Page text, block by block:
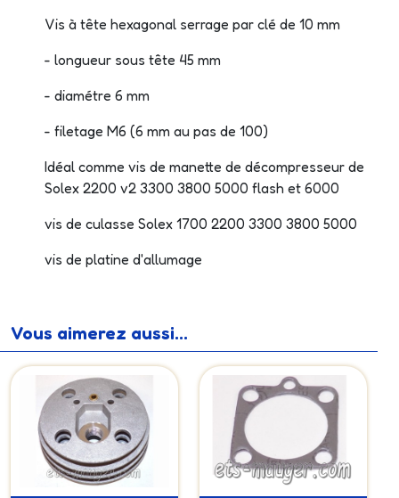
Vis à tête hexagonal serrage par clé de 10 mm
- longueur sous tête 45 mm
- diamétre 6 mm
- filetage M6 (6 mm au pas de 100)
Idéal comme vis de manette de décompresseur de
Solex 2200 v2 3300 3800 5000 flash et 6000
vis de culasse Solex 1700 2200 3300 3800 5000
vis de platine d'allumage
Vous aimerez aussi...